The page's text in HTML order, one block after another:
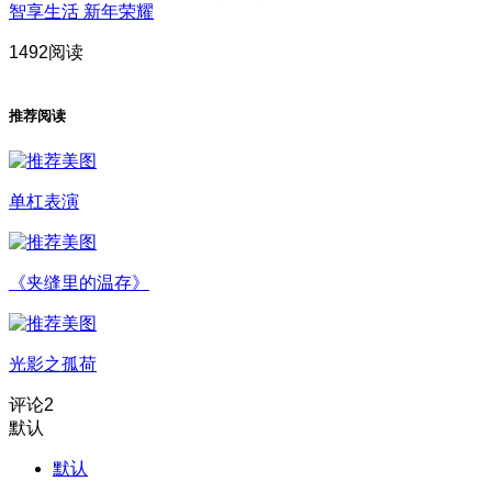
智享生活 新年荣耀
1492阅读
推荐阅读
单杠表演
《夹缝里的温存》
光影之孤荷
评论2
默认
默认